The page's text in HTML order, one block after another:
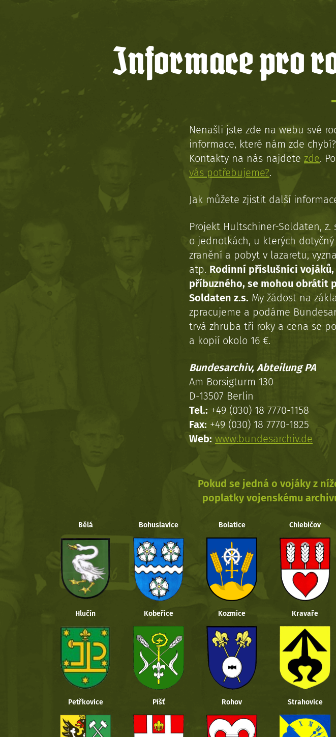
Informace pro
Nenašli jste zde na webu své
informace, které nám zde
Kontakty na nás najdete zde.
vás potřebujeme?.
Jak můžete zjistit další
Projekt Hultschiner-Soldaten,
o jednotkách, u kterých
zranění a pobyt v lazaretu,
atp. Rodinní příslušníci
příbuzného, se mohou obrátit
Soldaten z.s. My žádost na
zpracujeme a podáme
trvá zhruba tři roky a cena se
a kopií okolo 16 €.
Bundesarchiv, Abteilung PA
Am Borsigturm 130
D-13507 Berlin
Tel.: +49 (030) 18 7770-1158
Fax: +49 (030) 18 7770-1825
Web: www.bundesarchiv.de
Pokud se jedná o vojáky z
poplatky vojenskému
Bělá Bohuslavice Bolatice Chlebičov
Hlučín Kobeřice Kozmice Kravaře
Petřkovice Píšť Rohov Strahovice